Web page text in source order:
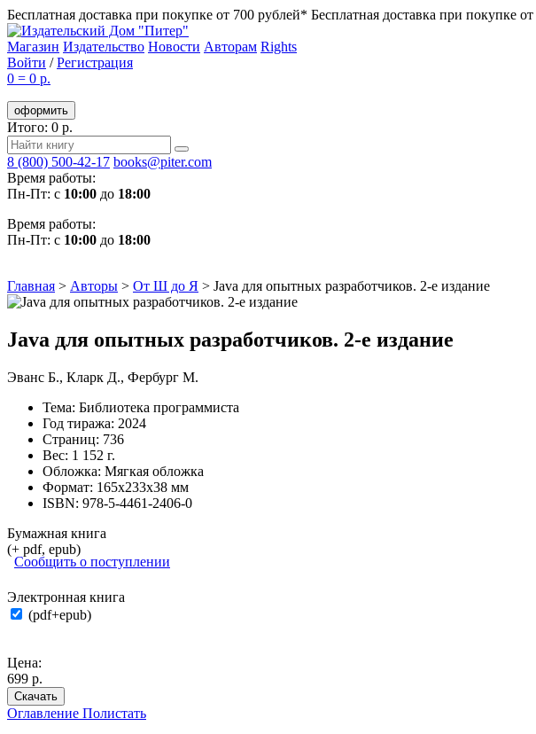
Бесплатная доставка при покупке от 700 рублей* Бесплатная доставка при покупке
Магазин Издательство Новости Авторам Rights
Войти /Регистрация
0 = 0 р.
оформить
Итого: 0 р.
8 (800) 500-42-17 books@piter.com
Время работы:
Пн-Пт: с 10:00 до 18:00
Время работы:
Пн-Пт: с 10:00 до 18:00
Главная > Авторы > От Ш до Я > Java для опытных разработчиков. 2-е издание
Java для опытных разработчиков. 2-е издание
Эванс Б., Кларк Д., Фербург М.
Тема: Библиотека программиста
Год тиража: 2024
Страниц: 736
Вес: 1 152 г.
Обложка: Мягкая обложка
Формат: 165х233х38 мм
ISBN: 978-5-4461-2406-0
Бумажная книга
(+ pdf, epub)
Сообщить о поступлении
Электронная книга
(pdf+epub)
Цена:
699 р.
Скачать
Оглавление Полистать